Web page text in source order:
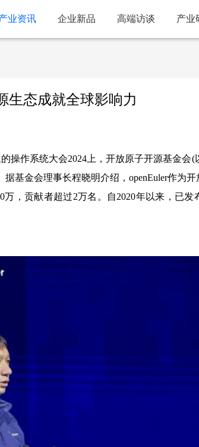
业资讯 企业新品 高端访谈 产业
生态成就全球影响力
作系统大会2024上，开放原子开源基金会(
基金会理事长程晓明介绍，openEuler作为
，贡献者超过2万名。自2020年以来，已发